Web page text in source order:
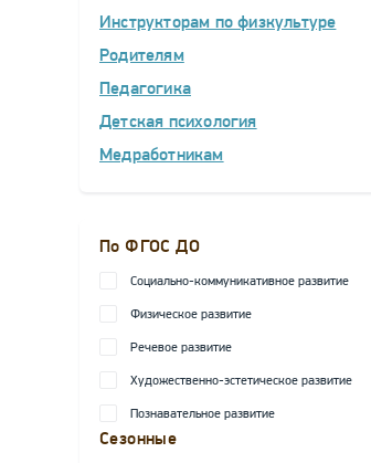
Инструкторам по физкультуре
Родителям
Педагогика
Детская психология
Медработникам
По ФГОС ДО
Социально-коммуникативное развитие
Физическое развитие
Речевое развитие
Художественно-эстетическое развитие
Познавательное развитие
Сезонные